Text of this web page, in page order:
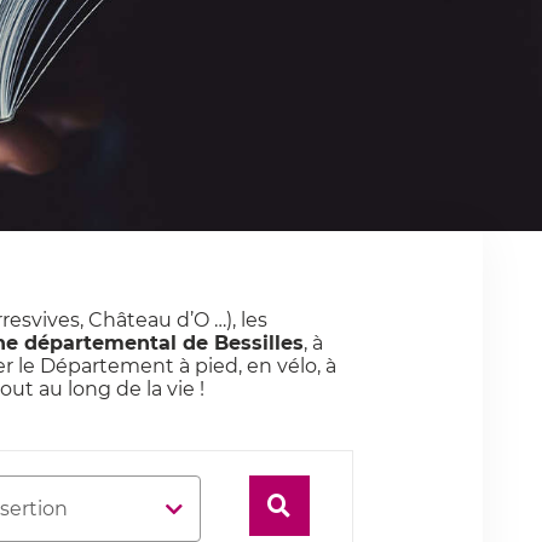
Château d’O …), les
départemental de Bessilles, à
le Département à pied, en vélo, à
au long de la vie !
Rechercher